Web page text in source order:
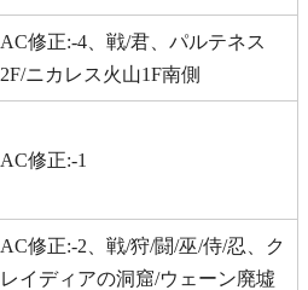
AC修正:-4、戦/君、パルテネス
2F/ニカレス火山1F南側
AC修正:-1
AC修正:-2、戦/狩/闘/巫/侍/忍、ク
レイディアの洞窟/ウェーン廃墟